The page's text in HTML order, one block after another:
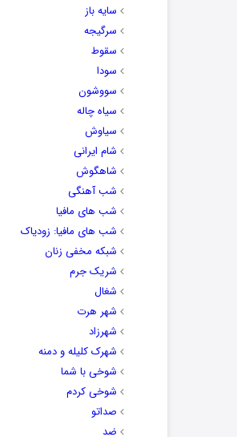
سایه باز
سرگیجه
سقوط
سودا
سووشون
سیاه چاله
سیاوش
شام ایرانی
شاهگوش
شب آهنگی
شب های مافیا
شب های مافیا: زودیاک
شبکه مخفی زنان
شریک جرم
شغال
شهر هرت
شهرزاد
شهرک کلیله و دمنه
شوخی با شما
شوخی کردم
صداتو
ضد